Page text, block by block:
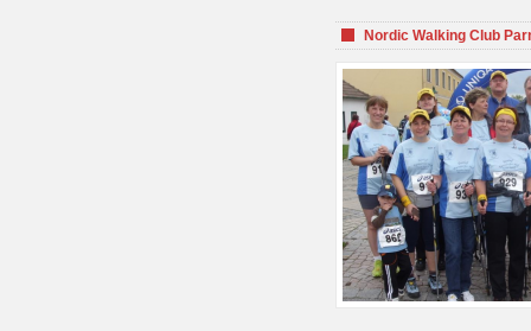
Nordic Walking Club